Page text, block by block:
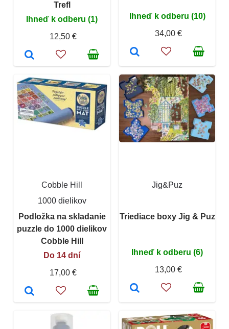
Trefl
Ihneď k odberu (1)
12,50 €
Ihneď k odberu (10)
34,00 €
Cobble Hill
1000 dielikov
Podložka na skladanie
puzzle do 1000 dielikov
Cobble Hill
Do 14 dní
17,00 €
Jig&Puz
Triediace boxy Jig & Puz
Ihneď k odberu (6)
13,00 €